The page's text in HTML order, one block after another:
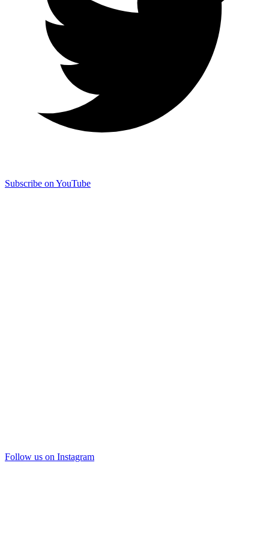
Subscribe on YouTube
Follow us on Instagram